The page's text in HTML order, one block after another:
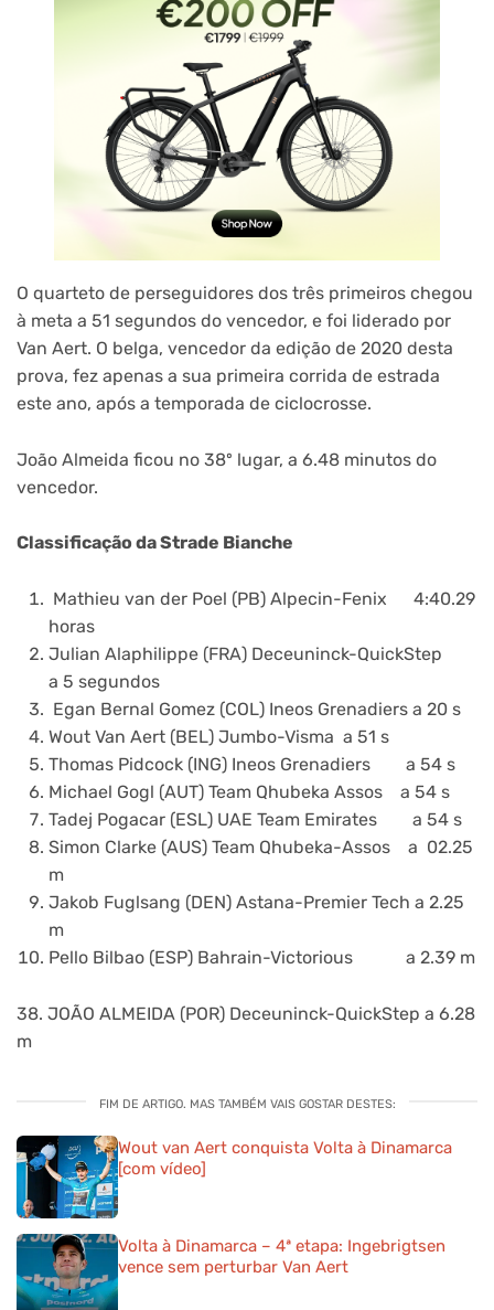
O quarteto de perseguidores dos três primeiros chegou
à meta a 51 segundos do vencedor, e foi liderado por
Van Aert. O belga, vencedor da edição de 2020 desta
prova, fez apenas a sua primeira corrida de estrada
este ano, após a temporada de ciclocrosse.
João Almeida ficou no 38º lugar, a 6.48 minutos do
vencedor.
Classificação da Strade Bianche
Mathieu van der Poel (PB) Alpecin-Fenix 4:40.29
horas
Julian Alaphilippe (FRA) Deceuninck-QuickStep
a 5 segundos
Egan Bernal Gomez (COL) Ineos Grenadiers a 20 s
Wout Van Aert (BEL) Jumbo-Visma a 51 s
Thomas Pidcock (ING) Ineos Grenadiers a 54 s
Michael Gogl (AUT) Team Qhubeka Assos a 54 s
Tadej Pogacar (ESL) UAE Team Emirates a 54 s
Simon Clarke (AUS) Team Qhubeka-Assos a 02.25
m
Jakob Fuglsang (DEN) Astana-Premier Tech a 2.25
m
Pello Bilbao (ESP) Bahrain-Victorious a 2.39 m
38. JOÃO ALMEIDA (POR) Deceuninck-QuickStep a 6.28
m
FIM DE ARTIGO. MAS TAMBÉM VAIS GOSTAR DESTES:
Wout van Aert conquista Volta à Dinamarca
[com vídeo]
Volta à Dinamarca – 4ª etapa: Ingebrigtsen
vence sem perturbar Van Aert